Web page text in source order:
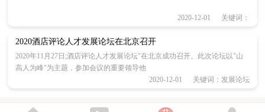
2020-12-01 关键词：
2020酒店评论人才发展论坛在北京召开
2020年11月27日;酒店评论人才发展论坛"在北京成功召开。此次论坛以"山
高人为峰"为主题，参加会议的重要领导他
2020-12-01 关键词：发展论坛